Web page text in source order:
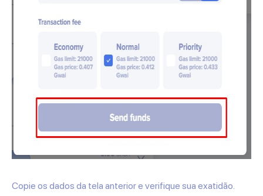
Copie os dados da tela anterior e verifique sua exatidão.